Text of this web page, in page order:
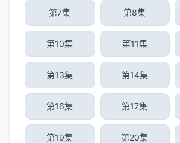
第7集 第8集
第10集 第11集
第13集 第14集
第16集 第17集
第19集 第20集